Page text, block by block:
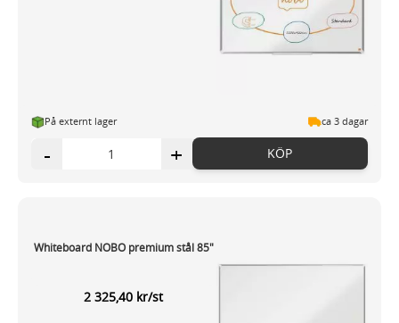
På externt lager ca 3 dagar
- + KÖP
Whiteboard NOBO premium stål 85"
2 325,40 kr/st